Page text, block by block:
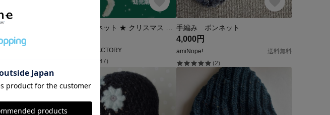
CHANMAN FACTORY
(47)
手編み ボンネット
4,000円
amiNope!
送料無料
(2)